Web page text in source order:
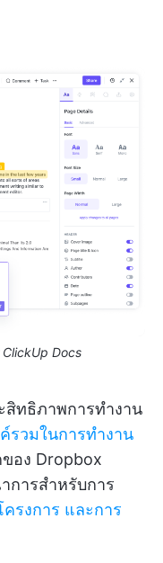
Docs
สิทธิภาพการทำงาน
รวมในการทำงาน
อง Dropbox
การสำหรับการ
รงการ และการ